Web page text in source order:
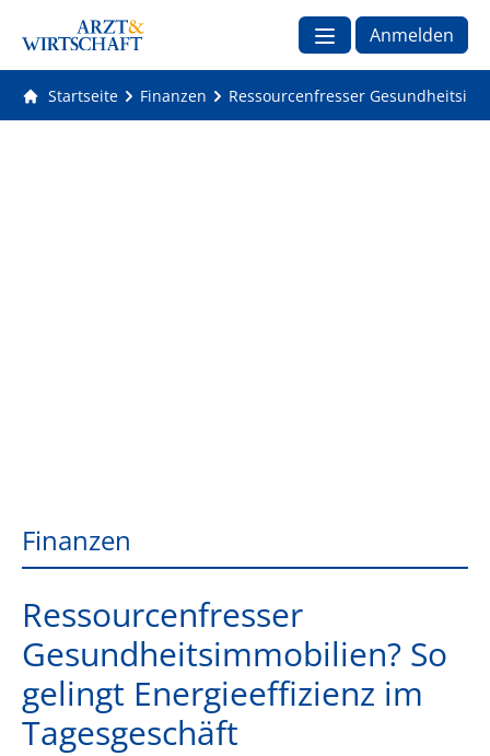
Anmelden
Startseite Finanzen Ressourcenfresser
Finanzen
Ressourcenfresser
Gesundheitsimmobilien? So
gelingt Energieeffizienz im
Tagesgeschäft